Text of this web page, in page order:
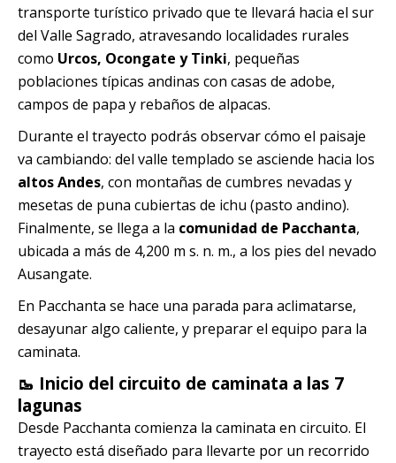
transporte turístico privado que te llevará hacia el sur
del Valle Sagrado, atravesando localidades rurales
como Urcos, Ocongate y Tinki, pequeñas
poblaciones típicas andinas con casas de adobe,
campos de papa y rebaños de alpacas.
Durante el trayecto podrás observar cómo el paisaje
va cambiando: del valle templado se asciende hacia los
altos Andes, con montañas de cumbres nevadas y
mesetas de puna cubiertas de ichu (pasto andino).
Finalmente, se llega a la comunidad de Pacchanta,
ubicada a más de 4,200 m s. n. m., a los pies del nevado
Ausangate.
En Pacchanta se hace una parada para aclimatarse,
desayunar algo caliente, y preparar el equipo para la
caminata.
🥾 Inicio del circuito de caminata a las 7
lagunas
Desde Pacchanta comienza la caminata en circuito. El
trayecto está diseñado para llevarte por un recorrido